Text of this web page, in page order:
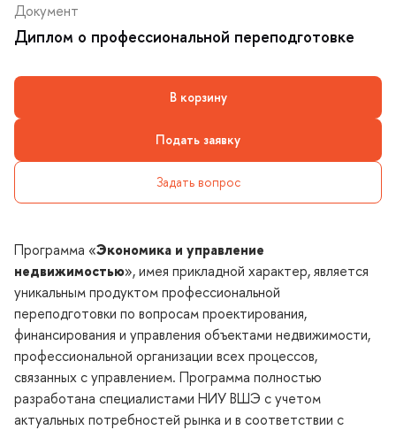
корзину
Подать заявку
Задать вопрос
Документ
Диплом о профессиональной переподготовке
Программа «Экономика и управление
недвижимостью», имея прикладной характер, является
уникальным продуктом профессиональной
переподготовки по вопросам проектирования,
финансирования и управления объектами недвижимости,
профессиональной организации всех процессов,
связанных с управлением. Программа полностью
разработана специалистами НИУ ВШЭ с учетом
актуальных потребностей рынка и в соответствии с